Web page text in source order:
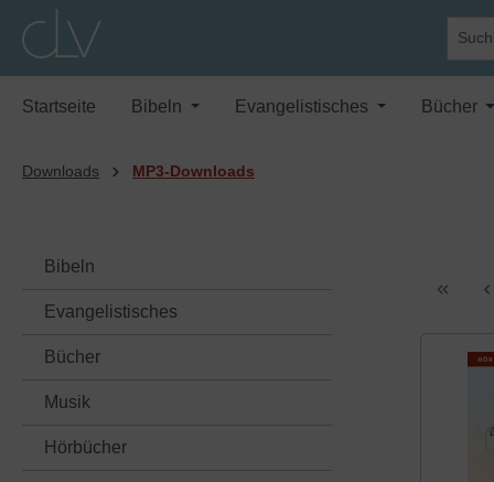
Zur Hauptnavigation springen
Startseite Bibeln Evangelistisches Bücher
Downloads MP3-Downloads
Bibeln
Evangelistisches
Bücher
Musik
Hörbücher